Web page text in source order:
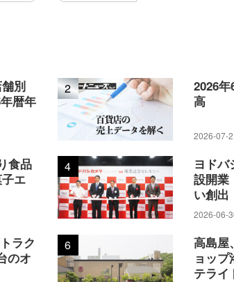
別
暦年
2
2026
高
2026-07-
食品
エ
4
ヨドバ
設開
い創出
2026-06-
ラク
のオ
6
高島屋
ョッ
テライ